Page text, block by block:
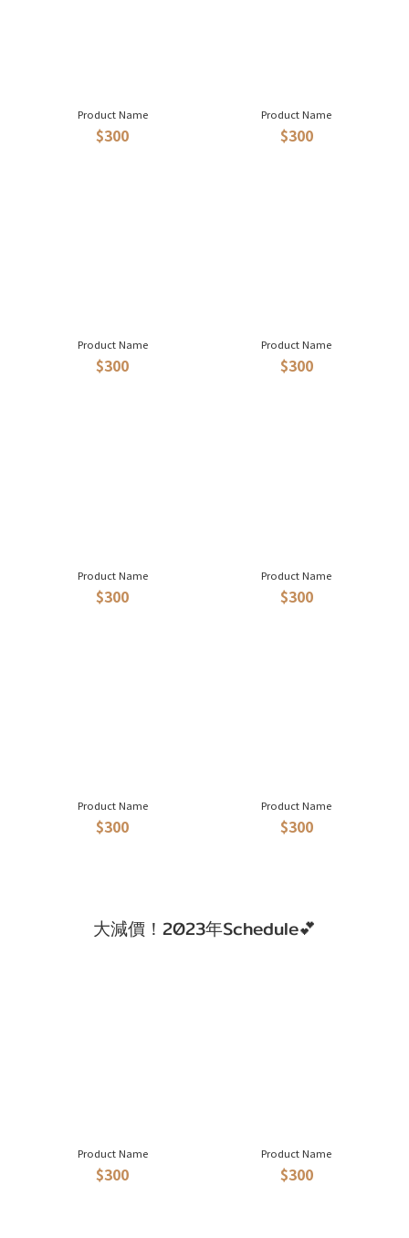
Product Name
$300
Product Name
$300
Product Name
$300
Product Name
$300
Product Name
$300
Product Name
$300
Product Name
$300
Product Name
$300
大減價！2023年Schedule💕
Product Name
$300
Product Name
$300